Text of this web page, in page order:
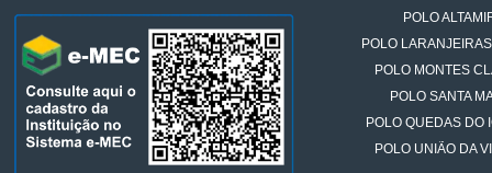
POLO
POLO
POLO MONTES
POLO SANTA
POLO QUEDAS DO
POLO UNIÃO DA